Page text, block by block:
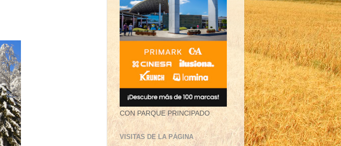
CON PARQUE PRINCIPADO
VISITAS DE LA PÁGINA